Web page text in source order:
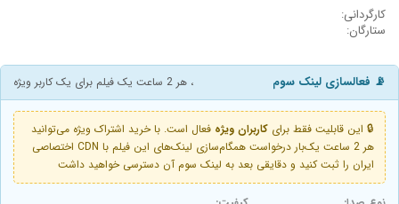
کارگردانی:
ستارگان:
📡 فعالسازی لینک سوم ، هر 2 ساعت یک فیلم برای یک کاربر ویژه
🔒 این قابلیت فقط برای کاربران ویژه فعال است. با خرید اشتراک ویژه می‌توانید
هر 2 ساعت یک‌بار درخواست همگام‌سازی لینک‌های این فیلم با CDN اختصاصی
ایران را ثبت کنید و دقایقی بعد به لینک سوم آن دسترسی خواهید داشت